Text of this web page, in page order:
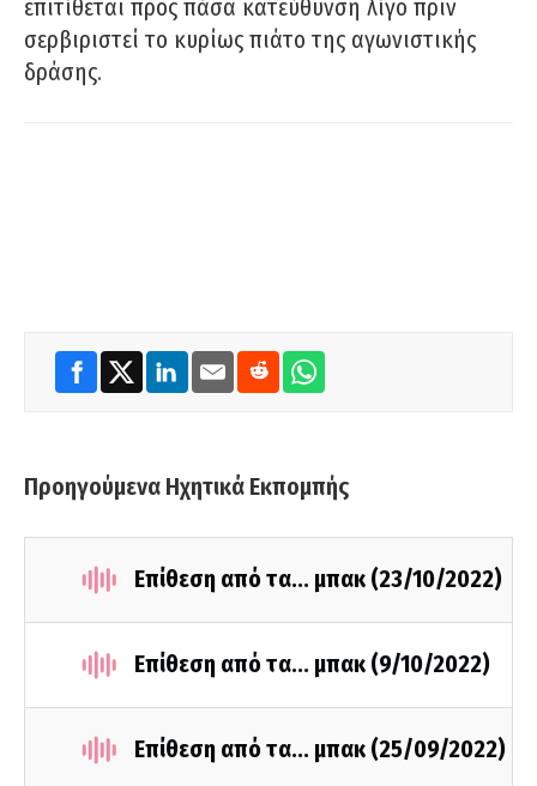
επιτίθεται προς πάσα κατεύθυνση λίγο πριν
σερβιριστεί το κυρίως πιάτο της αγωνιστικής
δράσης.
Προηγούμενα Ηχητικά Εκπομπής
Επίθεση από τα... μπακ (23/10/2022)
Επίθεση από τα... μπακ (9/10/2022)
Επίθεση από τα... μπακ (25/09/2022)